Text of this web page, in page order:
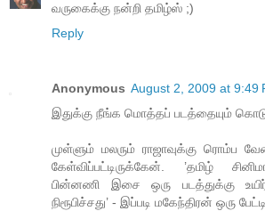
வருகைக்கு நன்றி தமிழ்ஸ் ;)
Reply
Anonymous August 2, 2009 at 9:49
இதுக்கு நீங்க மொத்தப் படத்தையும்
முள்ளும் மலரும் ராஜாவுக்கு ரொம்ப
கேள்விப்பட்டிருக்கேன். ’தமிழ்
பின்னணி இசை ஒரு படத்துக்கு உயிர்
நிரூபிச்சது’ - இப்படி மகேந்திரன் ஒரு